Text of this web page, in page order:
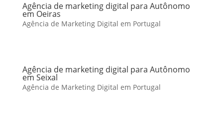
Agência de marketing digital para Autônomo
em Oeiras
Agência de Marketing Digital em Portugal
Agência de marketing digital para Autônomo
em Seixal
Agência de Marketing Digital em Portugal